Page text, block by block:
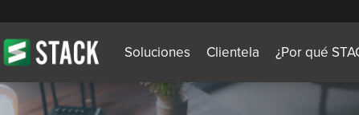
Soluciones Clientela ¿Por qué